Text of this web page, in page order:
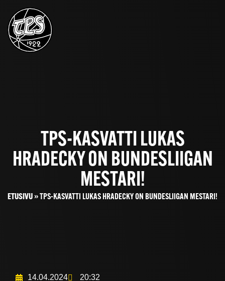
TPS-KASVATTI LUKAS
HRADECKY ON BUNDESLIIGAN
MESTARI!
ETUSIVU»TPS-KASVATTI LUKAS HRADECKY ON BUNDESLIIGAN MESTARI!
14.04.2024
20:32